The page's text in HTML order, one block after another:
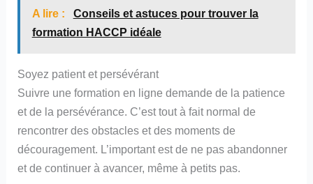
A lire :
Conseils et astuces pour trouver la
formation HACCP idéale
Soyez patient et persévérant
Suivre une formation en ligne demande de la patience
et de la persévérance. C’est tout à fait normal de
rencontrer des obstacles et des moments de
découragement. L’important est de ne pas abandonner
et de continuer à avancer, même à petits pas.